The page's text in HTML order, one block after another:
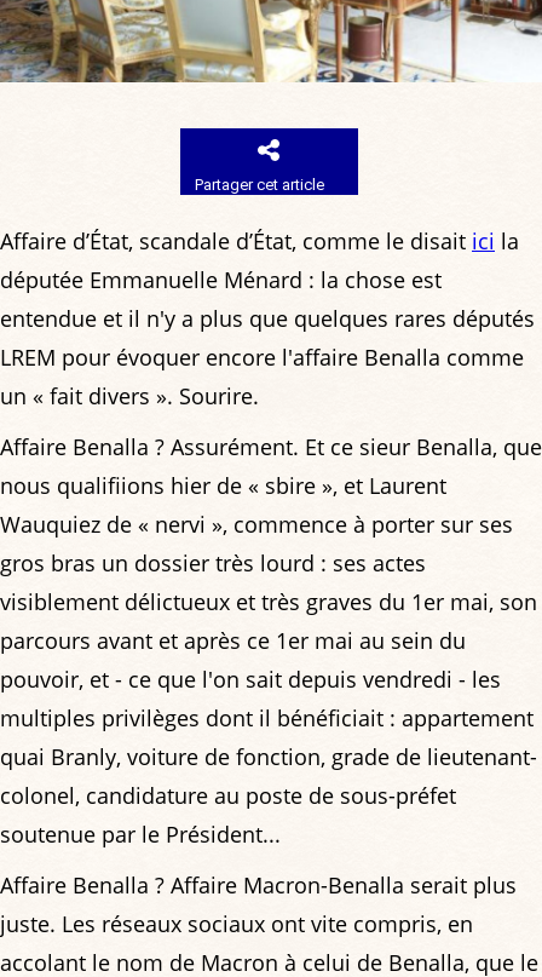
Partager cet article
Affaire d’État, scandale d’État, comme le disait ici la
députée Emmanuelle Ménard : la chose est
entendue et il n'y a plus que quelques rares députés
LREM pour évoquer encore l'affaire Benalla comme
un « fait divers ». Sourire.
Affaire Benalla ? Assurément. Et ce sieur Benalla, que
nous qualifiions hier de « sbire », et Laurent
Wauquiez de « nervi », commence à porter sur ses
gros bras un dossier très lourd : ses actes
visiblement délictueux et très graves du 1er mai, son
parcours avant et après ce 1er mai au sein du
pouvoir, et - ce que l'on sait depuis vendredi - les
multiples privilèges dont il bénéficiait : appartement
quai Branly, voiture de fonction, grade de lieutenant-
colonel, candidature au poste de sous-préfet
soutenue par le Président...
Affaire Benalla ? Affaire Macron-Benalla serait plus
juste. Les réseaux sociaux ont vite compris, en
accolant le nom de Macron à celui de Benalla, que le